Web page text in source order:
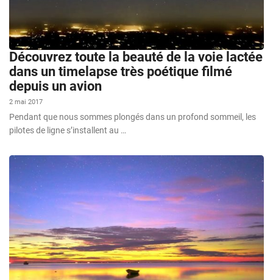
Découvrez toute la beauté de la voie lactée
dans un timelapse très poétique filmé
depuis un avion
2 mai 2017
Pendant que nous sommes plongés dans un profond sommeil, les
pilotes de ligne s’installent au …